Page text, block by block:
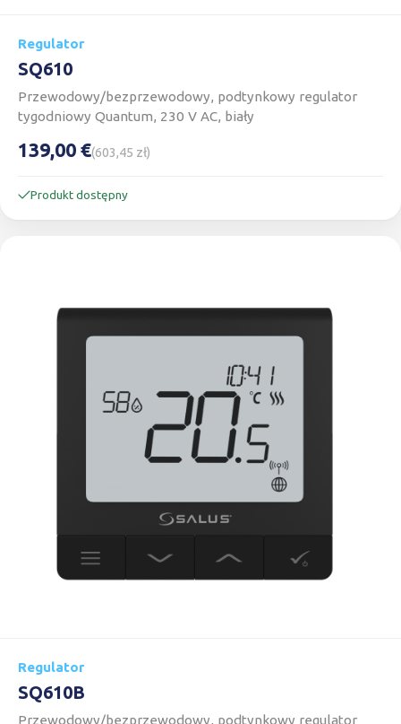
Regulator
SQ610
Przewodowy/bezprzewodowy, podtynkowy regulator
tygodniowy Quantum, 230 V AC, biały
139,00 €(603,45 zł)
Produkt dostępny
Regulator
SQ610B
Przewodowy/bezprzewodowy, podtynkowy regulator